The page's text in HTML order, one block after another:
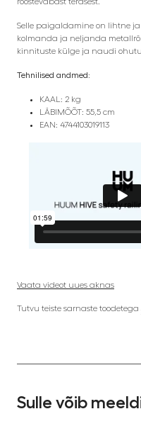
Selle paigaldamine on lihtne ja
kolmanda ja neljanda
kinnituste külge ja naudi
Tehnilised andmed:
KAAL: 2 kg
LÄBIMÕÕT: 55,5 cm
EAN: 4744103019113
Vaata videot uues aknas
Tutvu teiste sarnaste toodetega
Sulle võib